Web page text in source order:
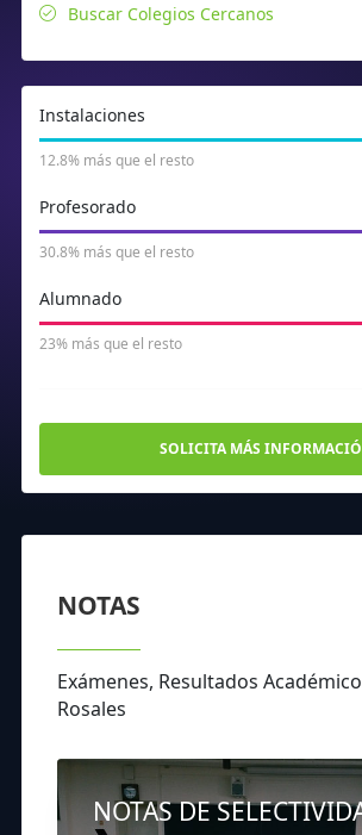
Buscar Colegios Cercanos
Instalaciones
12.8% más que el resto
Profesorado
30.8% más que el resto
Alumnado
23% más que el resto
SOLICITA MÁS
NOTAS
Exámenes, Resultados
Rosales
NOTAS DE